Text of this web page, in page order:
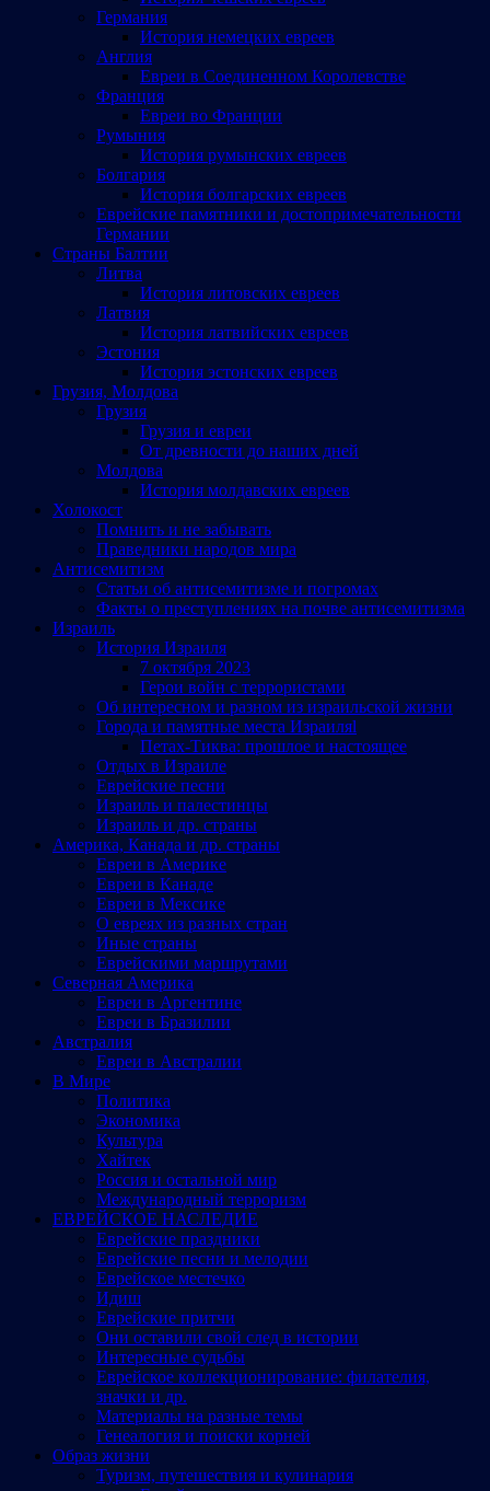
Германия
История немецких евреев
Англия
Евреи в Соединенном Королевстве
Франция
Евреи во Франции
Румыния
История румынских евреев
Болгария
История болгарских евреев
Еврейские памятники и достопримечательности
Германии
Страны Балтии
Литва
История литовских евреев
Латвия
История латвийских евреев
Эстония
История эстонских евреев
Грузия, Молдова
Грузия
Грузия и евреи
От древности до наших дней
Молдова
История молдавских евреев
Холокост
Помнить и не забывать
Праведники народов мира
Антисемитизм
Статьи об антисемитизме и погромах
Факты о преступлениях на почве антисемитизма
Израиль
История Израиля
7 октября 2023
Герои войн с террористами
Об интересном и разном из израильской жизни
Города и памятные места Израиляl
Петах-Тиква: прошлое и настоящее
Отдых в Израиле
Еврейские песни
Израиль и палестинцы
Израиль и др. страны
Америка, Канада и др. страны
Евреи в Америке
Евреи в Канаде
Евреи в Мексике
О евреях из разных стран
Иные страны
Еврейскими маршрутами
Северная Америка
Евреи в Аргентине
Евреи в Бразилии
Австралия
Евреи в Австралии
В Мире
Политика
Экономика
Культура
Хайтек
Россия и остальной мир
Международный терроризм
ЕВРЕЙСКОЕ НАСЛЕДИЕ
Еврейские праздники
Еврейские песни и мелодии
Еврейское местечко
Идиш
Еврейские притчи
Они оставили свой след в истории
Интересные судьбы
Еврейское коллекционирование: филателия,
значки и др.
Материалы на разные темы
Генеалогия и поиски корней
Образ жизни
Туризм, путешествия и кулинария